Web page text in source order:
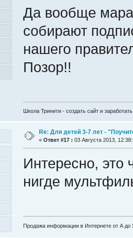
Да вообще
собирают
нашего
Позор!!
Школа Тринити - создать сайт и
Re: Для детей 3-7 лет -
« Ответ #17 : 03 Августа 2013,
Интересно, это
нигде
Продажа информации в Интернете от А до